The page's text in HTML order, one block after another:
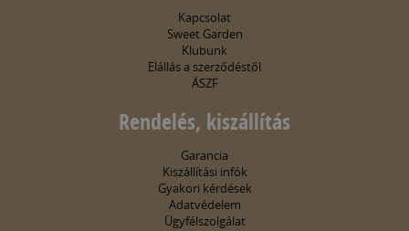
Kapcsolat
Sweet Garden
Klubunk
Elállás a szerződéstől
ÁSZF
Rendelés, kiszállítás
Garancia
Kiszállítási infók
Gyakori kérdések
Adatvédelem
Ügyfélszolgálat